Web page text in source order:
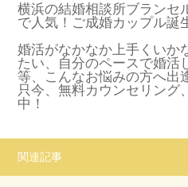
横浜の結婚相談所ブランセ
で人気！ご成婚カップル誕
婚活がなかなか上手くいか
たい、自分のペースで婚活
等、こんなお悩みの方へ出
只今、無料カウンセリング
中！
関連記事